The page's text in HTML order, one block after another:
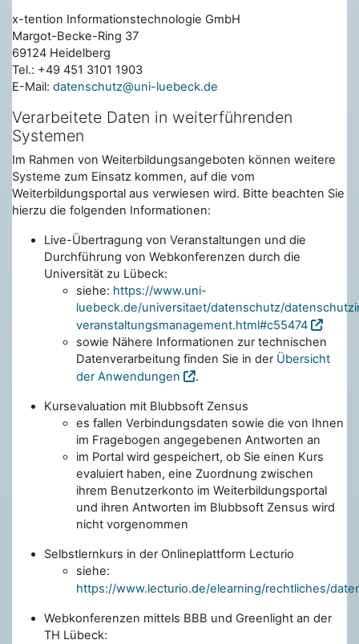
x-tention Informationstechnologie GmbH
Margot-Becke-Ring 37
69124 Heidelberg
Tel.: +49 451 3101 1903
E-Mail: datenschutz@uni-luebeck.de
Verarbeitete Daten in weiterführenden
Systemen
Im Rahmen von Weiterbildungsangeboten können weitere
Systeme zum Einsatz kommen, auf die vom
Weiterbildungsportal aus verwiesen wird. Bitte beachten Sie
hierzu die folgenden Informationen:
Live-Übertragung von Veranstaltungen und die
Durchführung von Webkonferenzen durch die
Universität zu Lübeck:
siehe: https://www.uni-
luebeck.de/universitaet/datenschutz/
veranstaltungsmanagement.html#c55474
sowie Nähere Informationen zur technischen
Datenverarbeitung finden Sie in der Übersicht
der Anwendungen
.
Kursevaluation mit Blubbsoft Zensus
es fallen Verbindungsdaten sowie die von Ihnen
im Fragebogen angegebenen Antworten an
im Portal wird gespeichert, ob Sie einen Kurs
evaluiert haben, eine Zuordnung zwischen
ihrem Benutzerkonto im Weiterbildungsportal
und ihren Antworten im Blubbsoft Zensus wird
nicht vorgenommen
Selbstlernkurs in der Onlineplattform Lecturio
siehe:
https://www.lecturio.de/elearning/rechtliches/
Webkonferenzen mittels BBB und Greenlight an der
TH Lübeck: